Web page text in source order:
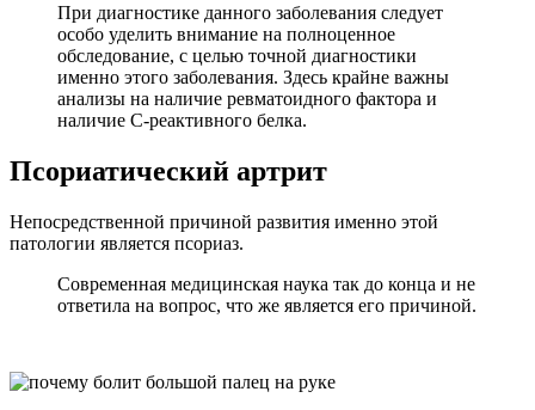
При диагностике данного заболевания следует
особо уделить внимание на полноценное
обследование, с целью точной диагностики
именно этого заболевания. Здесь крайне важны
анализы на наличие ревматоидного фактора и
наличие С-реактивного белка.
Псориатический артрит
Непосредственной причиной развития именно этой
патологии является псориаз.
Современная медицинская наука так до конца и не
ответила на вопрос, что же является его причиной.